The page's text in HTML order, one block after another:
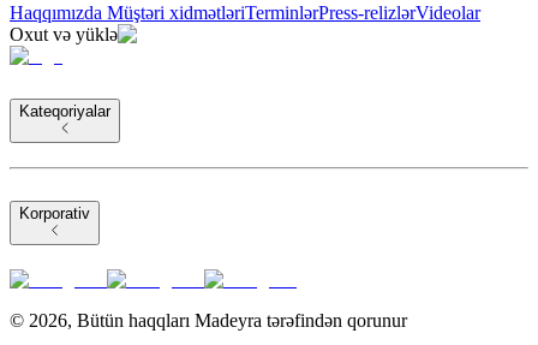
Haqqımızda Müştəri xidmətləriTerminlərPress-relizlərVideolar
Oxut və yüklə
Kateqoriyalar
Korporativ
© 2026, Bütün haqqları Madeyra tərəfindən qorunur